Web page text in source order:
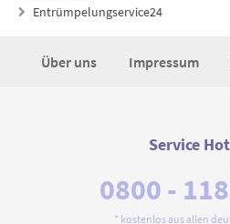
Entrümpelungservice24
Über uns Impressum
Service
0800 -
* kostenlos aus allen